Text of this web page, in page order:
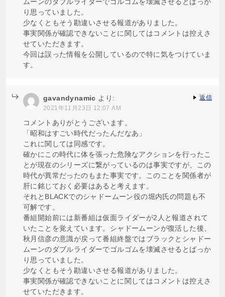
り思っていました。
少なくともそう勘違いさせる報道がありました。
事実関係が確認できないことに関してはコメントは控えさ
せていただきます。
今回は誤った情報を公開しているので特に気をつけていま
す。
gavandynamic より:
2021年11月23日 12:07 AM
コメントありがとうございます。
「昭和はすごい時代だったんだなあ」
これに関しては同感です。
確かにこの時代に体を張った危険なアクションを行ったこ
とが現在のシリーズに繋がっているのは事実ですが、この
時代が異常だったのもまた事実です。このことを関係者が
肝に銘じておく必要はあると考えます。
それとBLACKでのシャドームーン役の堀内氏の問題も不
可解です。
番組開始前には新番組は仮面ライダーが2人と報道されて
いたことを覚えています。シャドームーンが復活した後、
秋月信彦の意識が戻って番組終盤ではブラックとシャドー
ムーンのダブルライダーでゴルゴムを壊滅させるとばっか
り思っていました。
少なくともそう勘違いさせる報道がありました。
事実関係が確認できないことに関してはコメントは控えさ
せていただきます。
返信